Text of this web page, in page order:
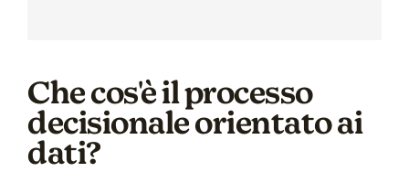
Che cos'è il processo
decisionale orientato ai
dati?